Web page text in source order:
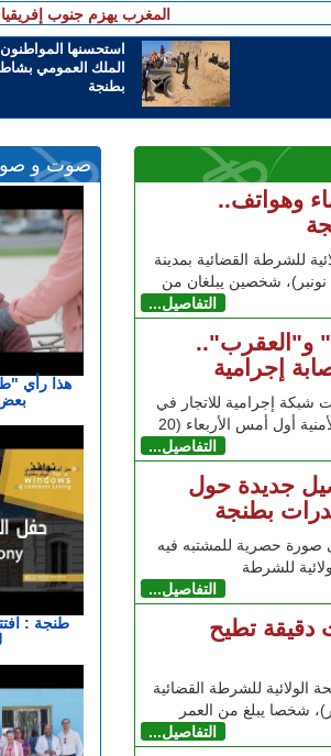
+ المغرب يهزم جنوب إفريقيا ويبلغ
استحسنها
الملك العمومي
بطنجة
وهواتف..
للشرطة القضائية بمدينة
التفاصيل...
و"العقرب"..
إجرامية
إجرامية للاتجار في
أول أمس الأربعاء (20
التفاصيل...
جديدة حول
بطنجة
حصرية للمشتبه فيه
للشرطة
التفاصيل...
دقيقة تطيح
للشرطة القضائية
التفاصيل...
صوت و
هذا رأي
بعض
طنجة :